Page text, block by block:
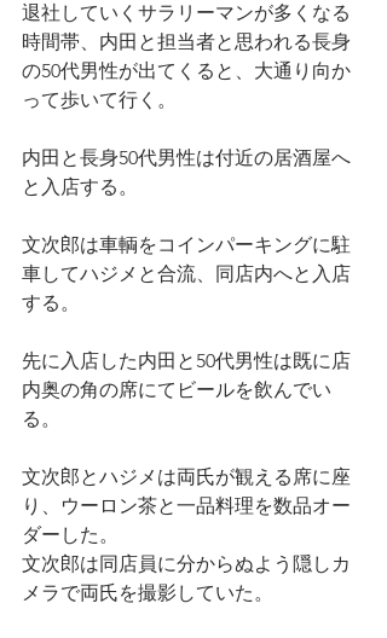
退社していくサラリーマンが多くなる
時間帯、内田と担当者と思われる長身
の50代男性が出てくると、大通り向か
って歩いて行く。
内田と長身50代男性は付近の居酒屋へ
と入店する。
文次郎は車輌をコインパーキングに駐
車してハジメと合流、同店内へと入店
する。
先に入店した内田と50代男性は既に店
内奥の角の席にてビールを飲んでい
る。
文次郎とハジメは両氏が観える席に座
り、ウーロン茶と一品料理を数品オー
ダーした。
文次郎は同店員に分からぬよう隠しカ
メラで両氏を撮影していた。